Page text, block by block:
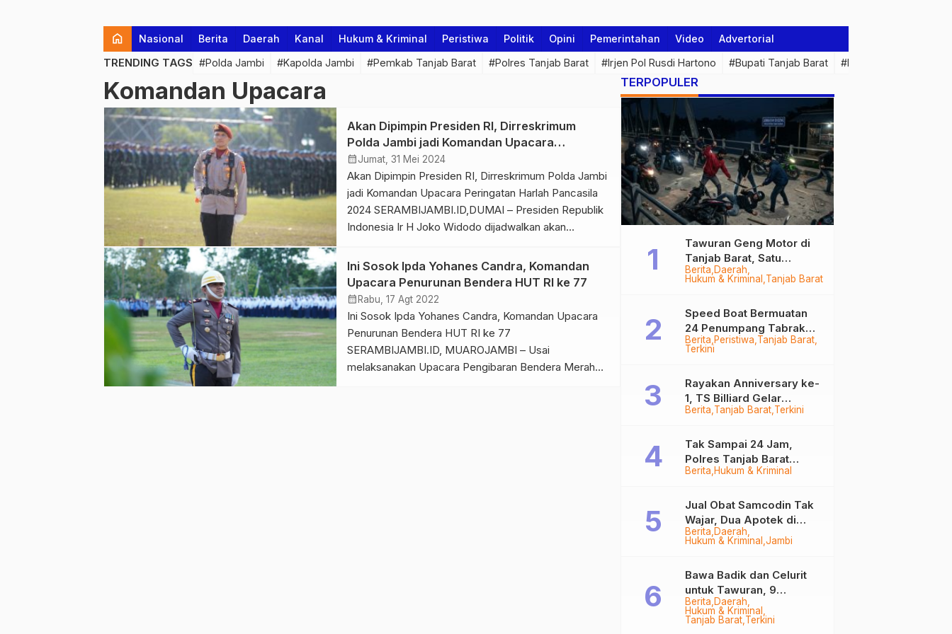
home Nasional Berita Daerah Kanal Hukum & Kriminal Peristiwa Politik Opini Pemerintahan Video Advertorial
TRENDING TAGS #Polda Jambi #Kapolda Jambi #Pemkab Tanjab Barat #Polres Tanjab Barat #Irjen Pol Rusdi Hartono #Bupati Tanjab Barat #Pemprov Jambi
Komandan Upacara
Akan Dipimpin Presiden RI, Dirreskrimum
Polda Jambi jadi Komandan Upacara
Peringatan Harlah Pancasila 2024
calendar_monthJumat, 31 Mei 2024
Akan Dipimpin Presiden RI, Dirreskrimum Polda Jambi
jadi Komandan Upacara Peringatan Harlah Pancasila
2024 SERAMBIJAMBI.ID,DUMAI – Presiden Republik
Indonesia Ir H Joko Widodo dijadwalkan akan
Pancasila (Harlah) 2024, yang akan berlangsung di
Lapangan Garuda Pertamina Hulu Rokan di Dumai,
pada Sabtu (1/6/2024). Upacara ini menjadi momen
penting untuk memperingati […]
Ini Sosok Ipda Yohanes Candra, Komandan
Upacara Penurunan Bendera HUT RI ke 77
calendar_month Rabu, 17 Agt 2022
Ini Sosok Ipda Yohanes Candra, Komandan Upacara
Penurunan Bendera HUT RI ke 77
SERAMBIJAMBI.ID, MUAROJAMBI – Usai
melaksanakan Upacara Pengibaran Bendera Merah
TERPOPULER
Berita Daerah
Hukum & Kriminal Tanjab Barat
Tawuran Geng Motor di
Tanjab Barat, Satu
Remaja Kritis Dibacok, 3
Pelaku Ditangkap
Berita Peristiwa Tanjab Barat
Terkini
Speed Boat Bermuatan
24 Penumpang Tabrak
Togok di Kuala Tungkal,
Berita Tanjab Barat Terkini
Rayakan Anniversary ke-
1, TS Billiard Gelar
Turnamen 9 Ball
Berita Hukum & Kriminal
Tak Sampai 24 Jam,
Polres Tanjab Barat
Ringkus Komplotan
Tungkal
Berita Daerah
Hukum & Kriminal Jambi
Jual Obat Samcodin Tak
Wajar, Dua Apotek di
Tanjab Barat Disegel
Berita Daerah
Hukum & Kriminal
Tanjab Barat Terkini
Bawa Badik dan Celurit
untuk Tawuran, 9
Anggota Geng Motor di
Tanjab Barat Diringkus